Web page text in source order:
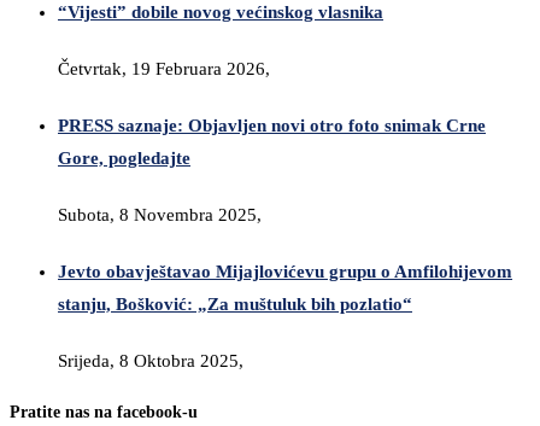
“Vijesti” dobile novog većinskog vlasnika
Četvrtak, 19 Februara 2026,
PRESS saznaje: Objavljen novi otro foto snimak Crne
Gore, pogledajte
Subota, 8 Novembra 2025,
Jevto obavještavao Mijajlovićevu grupu o Amfilohijevom
stanju, Bošković: „Za muštuluk bih pozlatio“
Srijeda, 8 Oktobra 2025,
Pratite nas na facebook-u